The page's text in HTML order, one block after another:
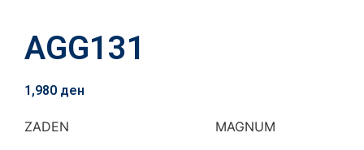
AGG131
1,980 ден
ZADEN MAGNUM